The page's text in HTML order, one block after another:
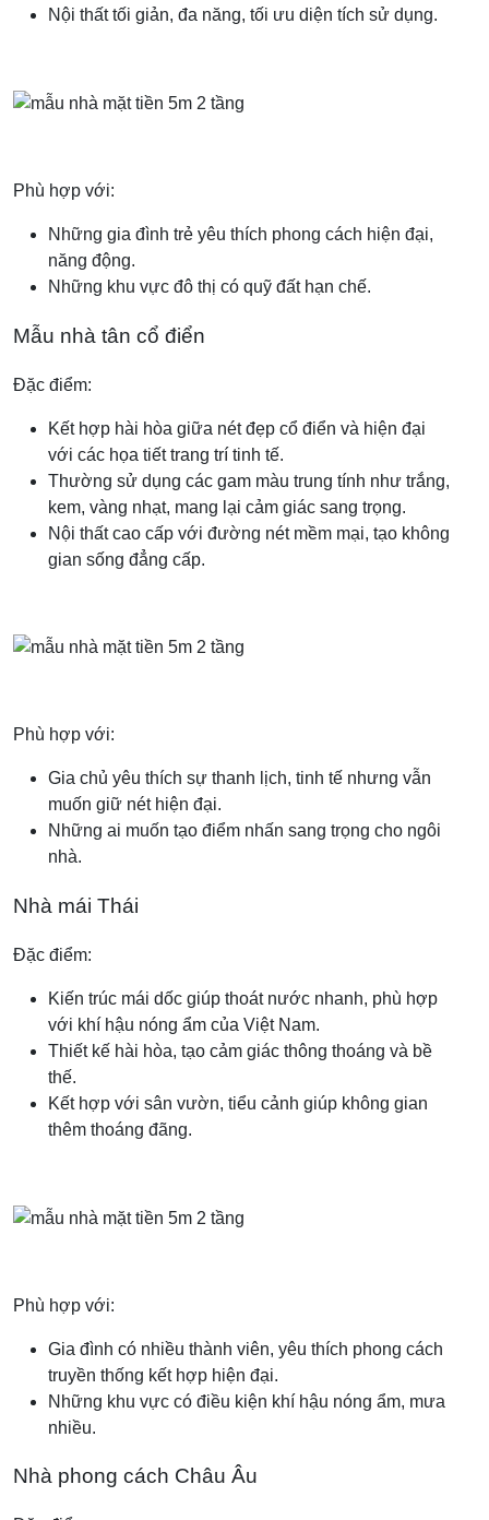
Nội thất tối giản, đa năng, tối ưu diện tích sử dụng.
Phù hợp với:
Những gia đình trẻ yêu thích phong cách hiện đại,
năng động.
Những khu vực đô thị có quỹ đất hạn chế.
Mẫu nhà tân cổ điển
Đặc điểm:
Kết hợp hài hòa giữa nét đẹp cổ điển và hiện đại
với các họa tiết trang trí tinh tế.
Thường sử dụng các gam màu trung tính như trắng,
kem, vàng nhạt, mang lại cảm giác sang trọng.
Nội thất cao cấp với đường nét mềm mại, tạo không
gian sống đẳng cấp.
Phù hợp với:
Gia chủ yêu thích sự thanh lịch, tinh tế nhưng vẫn
muốn giữ nét hiện đại.
Những ai muốn tạo điểm nhấn sang trọng cho ngôi
nhà.
Nhà mái Thái
Đặc điểm:
Kiến trúc mái dốc giúp thoát nước nhanh, phù hợp
với khí hậu nóng ẩm của Việt Nam.
Thiết kế hài hòa, tạo cảm giác thông thoáng và bề
thế.
Kết hợp với sân vườn, tiểu cảnh giúp không gian
thêm thoáng đãng.
Phù hợp với:
Gia đình có nhiều thành viên, yêu thích phong cách
truyền thống kết hợp hiện đại.
Những khu vực có điều kiện khí hậu nóng ẩm, mưa
nhiều.
Nhà phong cách Châu Âu